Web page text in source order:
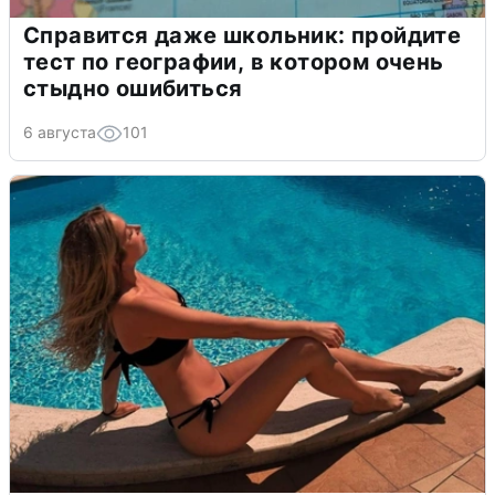
Справится даже школьник: пройдите
тест по географии, в котором очень
стыдно ошибиться
6 августа 101